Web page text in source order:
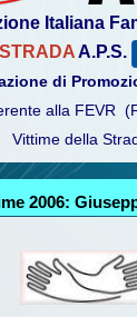
Italiana
STRADAA.P.S.
di
alla FEVR
Vittime della
2006: